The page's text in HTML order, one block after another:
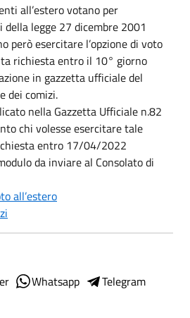
all’estero votano per
della legge 27 dicembre 2001
però esercitare l’opzione di voto
richiesta entro il 10° giorno
in gazzetta ufficiale del
dei comizi.
nella Gazzetta Ufficiale n.82
chi volesse esercitare tale
entro 17/04/2022
da inviare al Consolato di
all’estero
Whatsapp
Telegram